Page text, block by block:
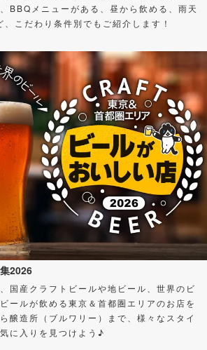
BBQメニューがある、昼から飲める、雨天
こだわり条件別でもご紹介します！
2026
国産クラフトビールや地ビール、世界のビ
ールが飲める東京＆首都圏エリアのお店を
醸造所（ブルワリー）まで、様々なスタイ
に入りを見つけよう♪